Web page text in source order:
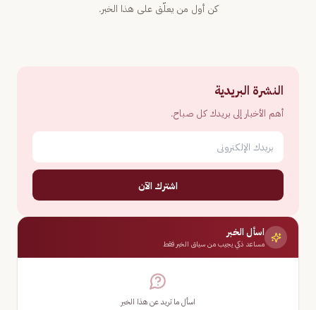
كن أول من يعلّق على هذا الخبر.
النشرة البريدية
أهم الأخبار إلى بريدك كل صباح.
اشترك الآن
اسأل الخبر
مساعد ذكي يجيب من سياق الخبر فقط
اسأل ما تريد عن هذا الخبر